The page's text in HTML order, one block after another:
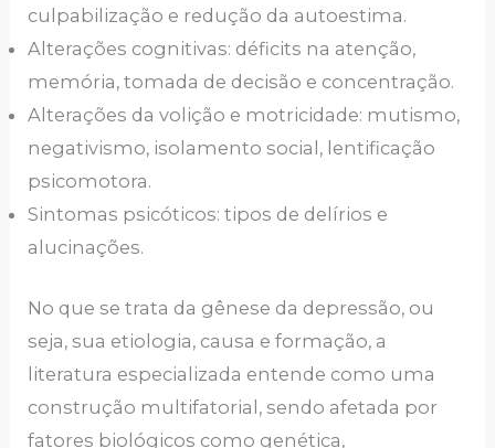
culpabilização e redução da autoestima.
Alterações cognitivas: déficits na atenção,
memória, tomada de decisão e concentração.
Alterações da volição e motricidade: mutismo,
negativismo, isolamento social, lentificação
psicomotora.
Sintomas psicóticos: tipos de delírios e
alucinações.
No que se trata da gênese da depressão, ou
seja, sua etiologia, causa e formação, a
literatura especializada entende como uma
construção multifatorial, sendo afetada por
fatores biológicos como genética,